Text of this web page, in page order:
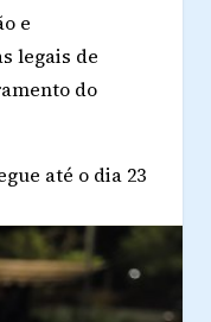
e
legais de
do
até o dia 23